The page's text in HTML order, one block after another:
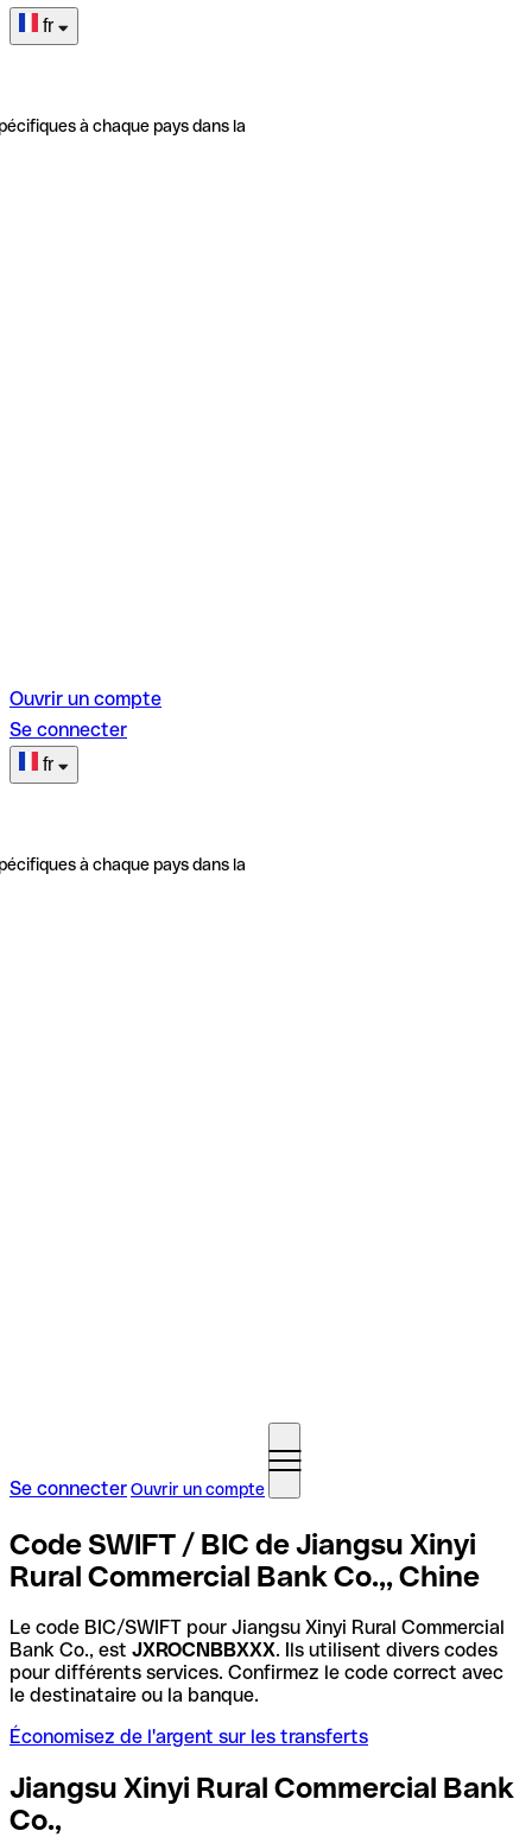
fr
à chaque pays dans la
Ouvrir un compte
Se connecter
fr
à chaque pays dans la
Se connecterOuvrir un compte
Code SWIFT / BIC de Jiangsu Xinyi
Rural Commercial Bank Co.,, Chine
Le code BIC/SWIFT pour Jiangsu Xinyi Rural Commercial
Bank Co., est JXROCNBBXXX. Ils utilisent divers codes
pour différents services. Confirmez le code correct avec
le destinataire ou la banque.
Économisez de l'argent sur les transferts
Jiangsu Xinyi Rural Commercial Bank
Co.,